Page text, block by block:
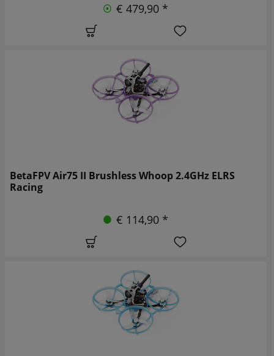
€ 479,90 *
BetaFPV Air75 II Brushless Whoop 2.4GHz ELRS
Racing
€ 114,90 *